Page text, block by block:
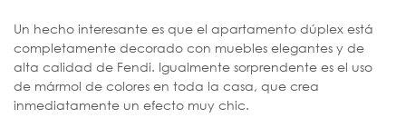
Un hecho interesante es que el apartamento dúplex está
completamente decorado con muebles elegantes y de
alta calidad de Fendi. Igualmente sorprendente es el uso
de mármol de colores en toda la casa, que crea
inmediatamente un efecto muy chic.